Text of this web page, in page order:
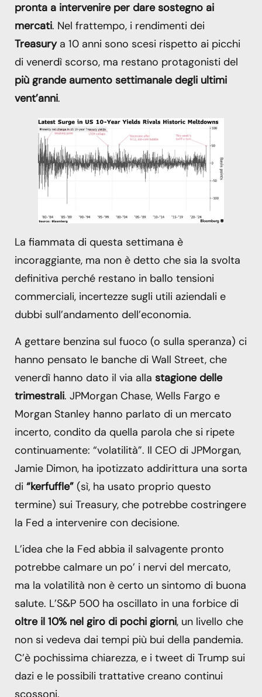
pronta a intervenire per dare sostegno ai
mercati. Nel frattempo, i rendimenti dei
Treasury a 10 anni sono scesi rispetto ai picchi
di venerdì scorso, ma restano protagonisti del
più grande aumento settimanale degli ultimi
vent’anni.
La fiammata di questa settimana è
incoraggiante, ma non è detto che sia la svolta
definitiva perché restano in ballo tensioni
commerciali, incertezze sugli utili aziendali e
dubbi sull’andamento dell’economia.
A gettare benzina sul fuoco (o sulla speranza) ci
hanno pensato le banche di Wall Street, che
venerdì hanno dato il via alla stagione delle
trimestrali. JPMorgan Chase, Wells Fargo e
Morgan Stanley hanno parlato di un mercato
incerto, condito da quella parola che si ripete
continuamente: “volatilità”. Il CEO di JPMorgan,
Jamie Dimon, ha ipotizzato addirittura una sorta
di “kerfuffle” (sì, ha usato proprio questo
termine) sui Treasury, che potrebbe costringere
la Fed a intervenire con decisione.
L’idea che la Fed abbia il salvagente pronto
potrebbe calmare un po’ i nervi del mercato,
ma la volatilità non è certo un sintomo di buona
salute. L’S&P 500 ha oscillato in una forbice di
oltre il 10% nel giro di pochi giorni, un livello che
non si vedeva dai tempi più bui della pandemia.
C’è pochissima chiarezza, e i tweet di Trump sui
dazi e le possibili trattative creano continui
scossoni.